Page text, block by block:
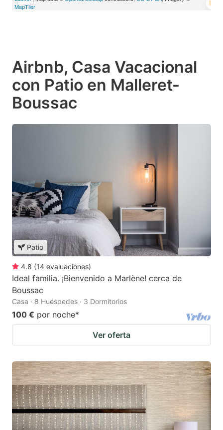
MapTiler
Airbnb, Casa Vacacional
con Patio en Malleret-
Boussac
Patio
4.8 (14 evaluaciones)
Ideal familia. ¡Bienvenido a Marlène! cerca de
Boussac
Casa · 8 Huéspedes · 3 Dormitorios
100 € por noche*
Ver oferta